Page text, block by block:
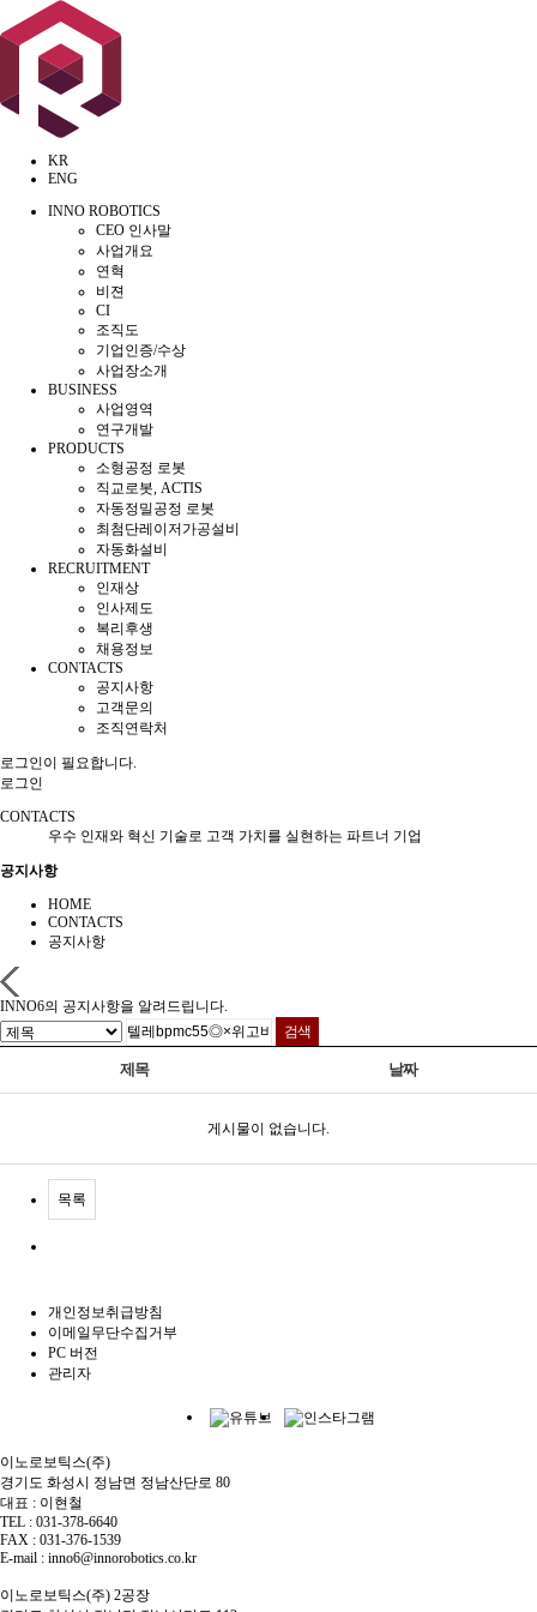
KR
ENG
INNO ROBOTICS
CEO 인사말
사업개요
연혁
비젼
CI
조직도
기업인증/수상
사업장소개
BUSINESS
사업영역
연구개발
PRODUCTS
소형공정 로봇
직교로봇, ACTIS
자동정밀공정 로봇
최첨단레이저가공설비
자동화설비
RECRUITMENT
인재상
인사제도
복리후생
채용정보
CONTACTS
공지사항
고객문의
조직연락처
로그인이 필요합니다.
로그인
CONTACTS
우수 인재와 혁신 기술로 고객 가치를 실현하는 파트너 기업
공지사항
HOME
CONTACTS
공지사항
INNO6의 공지사항을 알려드립니다.
제목 날짜
게시물이 없습니다.
목록
개인정보취급방침
이메일무단수집거부
PC 버전
관리자
이노로보틱스(주)
경기도 화성시 정남면 정남산단로 80
대표 : 이현철
TEL : 031-378-6640
FAX : 031-376-1539
E-mail : inno6@innorobotics.co.kr
이노로보틱스(주) 2공장